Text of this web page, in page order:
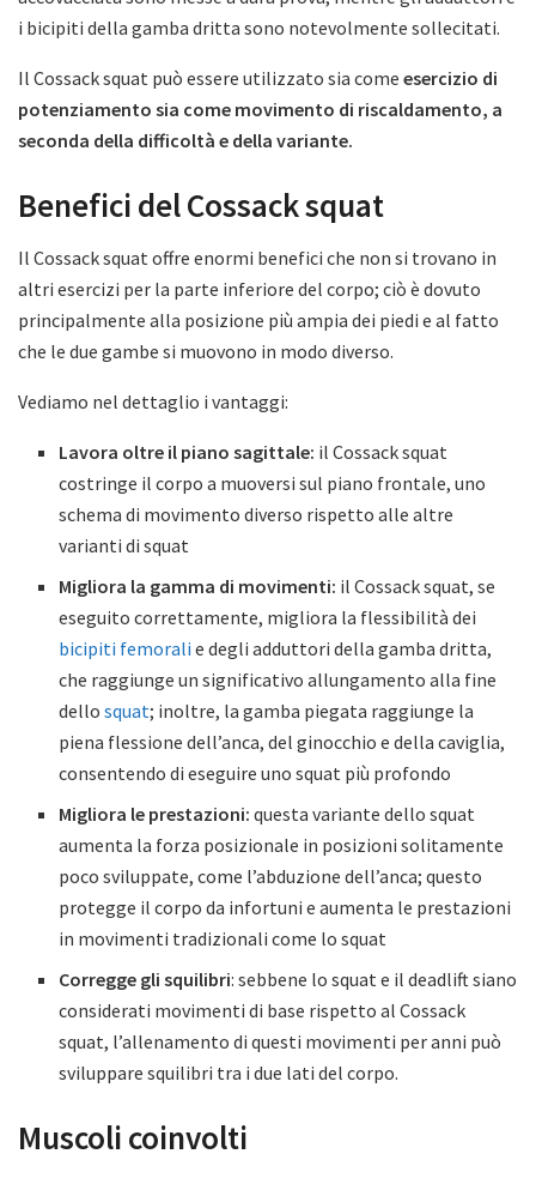
i bicipiti della gamba dritta sono notevolmente sollecitati.
Il Cossack squat può essere utilizzato sia come esercizio di
potenziamento sia come movimento di riscaldamento, a
seconda della difficoltà e della variante.
Benefici del Cossack squat
Il Cossack squat offre enormi benefici che non si trovano in
altri esercizi per la parte inferiore del corpo; ciò è dovuto
principalmente alla posizione più ampia dei piedi e al fatto
che le due gambe si muovono in modo diverso.
Vediamo nel dettaglio i vantaggi:
Lavora oltre il piano sagittale: il Cossack squat
costringe il corpo a muoversi sul piano frontale, uno
schema di movimento diverso rispetto alle altre
varianti di squat
Migliora la gamma di movimenti: il Cossack squat, se
eseguito correttamente, migliora la flessibilità dei
bicipiti femorali e degli adduttori della gamba dritta,
che raggiunge un significativo allungamento alla fine
dellosquat; inoltre, la gamba piegata raggiunge la
piena flessione dell’anca, del ginocchio e della caviglia,
consentendo di eseguire uno squat più profondo
Migliora le prestazioni: questa variante dello squat
aumenta la forza posizionale in posizioni solitamente
poco sviluppate, come l’abduzione dell’anca; questo
protegge il corpo da infortuni e aumenta le prestazioni
in movimenti tradizionali come lo squat
Corregge gli squilibri: sebbene lo squat e il deadlift siano
considerati movimenti di base rispetto al Cossack
squat, l’allenamento di questi movimenti per anni può
sviluppare squilibri tra i due lati del corpo.
Muscoli coinvolti